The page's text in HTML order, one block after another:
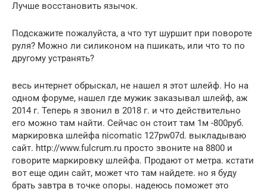
Лучше восстановить язычок.
Подскажите пожалуйста, а что тут шуршит при повороте
руля? Можно ли силиконом на пшикать, или что то по
другому устранять?
весь интернет обрыскал, не нашел я этот шлейф. Но на
одном форуме, нашел где мужик заказывал шлейф, аж
2014 г. Теперь я звонил в 2018 г. и что действительно
его можно там найти. Сейчас он стоит там 1м -800руб.
маркировка шлейфа nicomatic 127pw07d. выкладываю
сайт. http://www.fulcrum.ru просто звоните на 8800 и
говорите маркировку шлейфа. Продают от метра. кстати
вот еще один сайт, может что там найдете. но я буду
брать завтра в точке опоры. надеюсь поможет это